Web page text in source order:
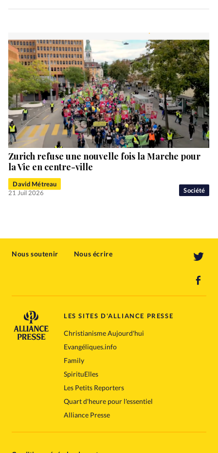
Société
Zurich refuse une nouvelle fois la Marche pour
la Vie en centre-ville
David Métreau
21 Juil 2026
Nous soutenir Nous écrire
LES SITES D'ALLIANCE PRESSE
Christianisme Aujourd'hui
Evangéliques.info
Family
SpirituElles
Les Petits Reporters
Quart d'heure pour l'essentiel
Alliance Presse